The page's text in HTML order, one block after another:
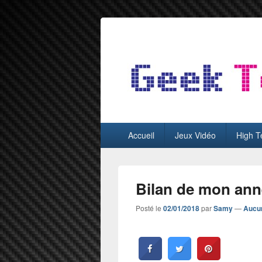
GeekTest
principalAccueil Jeux Vidéo High
Bilan de mon
Posté le 02/01/2018parSamy—